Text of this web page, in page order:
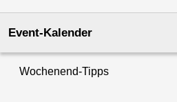
Event-Kalender
Wochenend-Tipps